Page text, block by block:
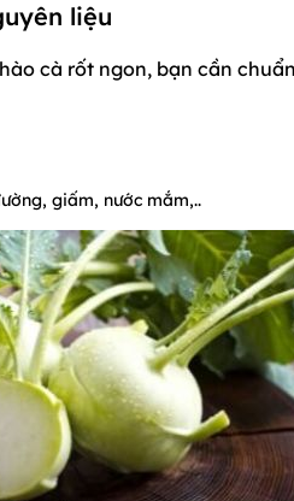
liệu
cà rốt ngon, bạn cần
giấm, nước mắm,..